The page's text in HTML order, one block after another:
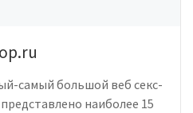
самый большой веб секс-
наиболее 15